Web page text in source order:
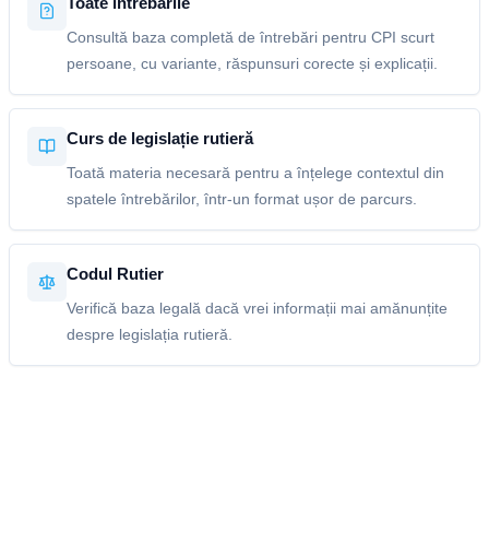
Consultă baza completă de întrebări pentru CPI scurt
persoane, cu variante, răspunsuri corecte și explicații.
Curs de legislație rutieră
Toată materia necesară pentru a înțelege contextul din
spatele întrebărilor, într-un format ușor de parcurs.
Codul Rutier
Verifică baza legală dacă vrei informații mai amănunțite
despre legislația rutieră.